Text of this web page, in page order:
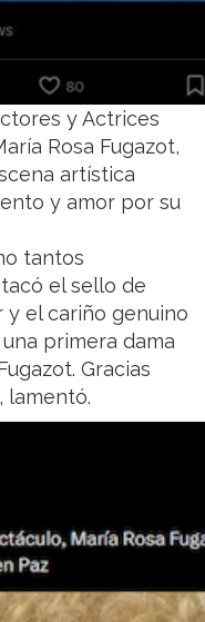
y Actrices
Rosa Fugazot,
artística
y amor por su
tantos
el sello de
y el cariño genuino
primera dama
Gracias
lamentó.